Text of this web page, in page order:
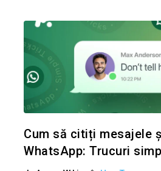
Cum să citiți mesajele
WhatsApp: Trucuri